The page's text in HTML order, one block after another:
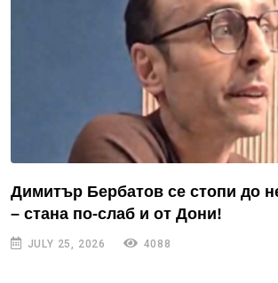
Димитър Бербатов се стопи до
– стана по-слаб и от Дони!
JULY 25, 2026 4088